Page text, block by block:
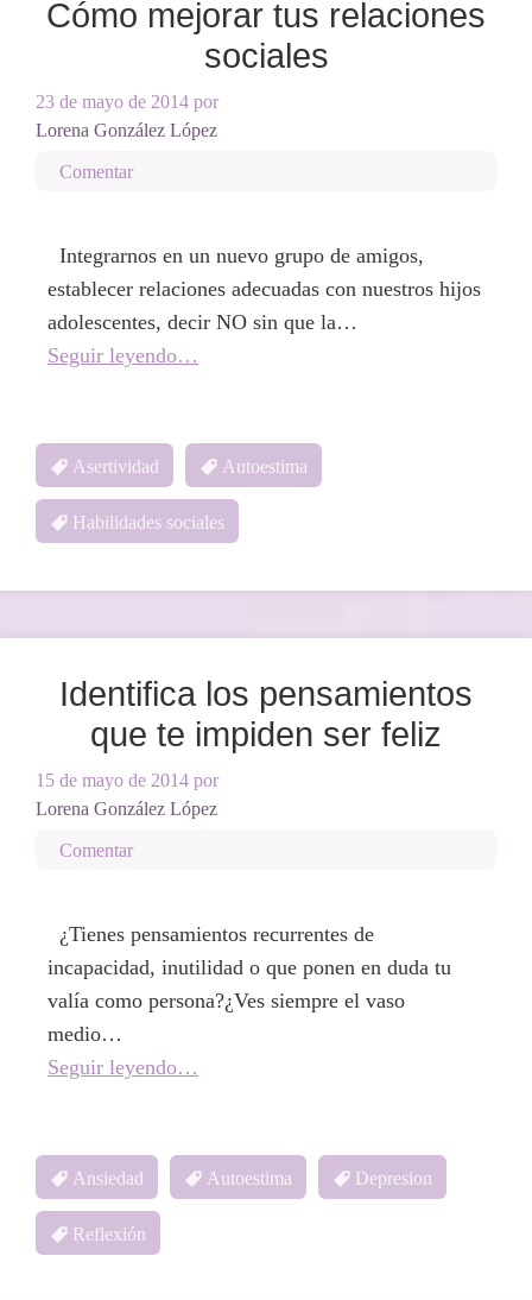
Cómo mejorar tus relaciones
sociales
23 de mayo de 2014 por
Lorena González López
Comentar
Integrarnos en un nuevo grupo de amigos,
establecer relaciones adecuadas con nuestros hijos
adolescentes, decir NO sin que la…
Seguir leyendo…
Asertividad Autoestima
Habilidades sociales
Identifica los pensamientos
que te impiden ser feliz
15 de mayo de 2014 por
Lorena González López
Comentar
¿Tienes pensamientos recurrentes de
incapacidad, inutilidad o que ponen en duda tu
valía como persona?¿Ves siempre el vaso
medio…
Seguir leyendo…
Ansiedad Autoestima Depresion
Reflexión